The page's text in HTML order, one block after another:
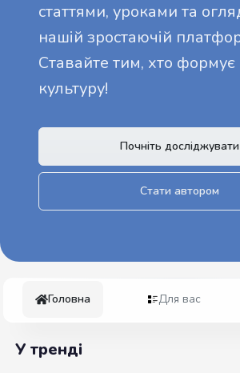
статтями, уроками та
нашій зростаючій
Ставайте тим, хто
культуру!
Почніть досліджувати
Стати автором
Головна Для вас
У тренді